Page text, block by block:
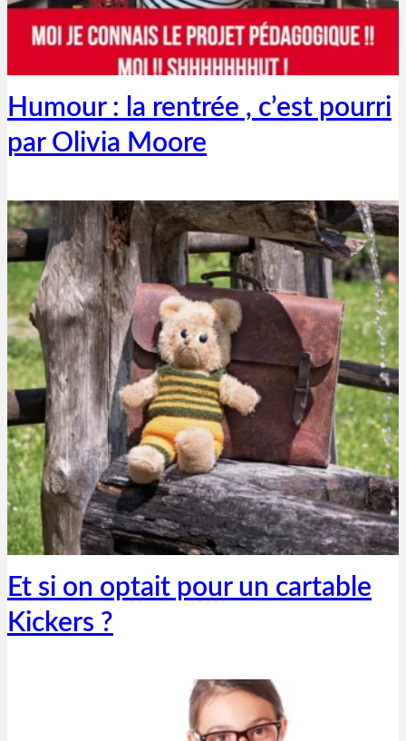
Thibaut Parent
10 septembre 2019
Humour : la rentrée , c’est pourri
par Olivia Moore
Thibaut Parent
18 décembre 2018
Et si on optait pour un cartable
Kickers ?